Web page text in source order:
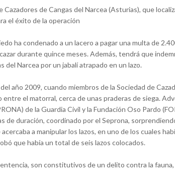
Cazadores de Cangas del Narcea (Asturias), que
el éxito de la operación
ha condenado a un lacero a pagar una multa de
durante quince meses. Además, tendrá que
del Narcea por un jabalí atrapado en un lazo.
año 2009, cuando miembros de la Sociedad de
el matorral, cerca de unas praderas de siega.
de la Guardia Civil y la Fundación Oso Pardo
de duración, coordinado por el Seprona,
a manipular los lazos, en uno de los cuales
que había un total de seis lazos colocados.
son constitutivos de un delito contra la